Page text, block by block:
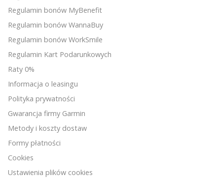
Regulamin bonów MyBenefit
Regulamin bonów WannaBuy
Regulamin bonów WorkSmile
Regulamin Kart Podarunkowych
Raty 0%
Informacja o leasingu
Polityka prywatności
Gwarancja firmy Garmin
Metody i koszty dostaw
Formy płatności
Cookies
Ustawienia plików cookies